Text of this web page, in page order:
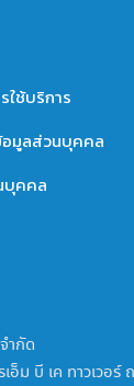
ใช้บริการ
มูลส่วนบุคคล
บุคคล
ำกัด
อ็ม บี เค ทาวเวอ